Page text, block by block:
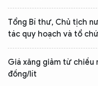
Tổng Bí thư, Chủ tịch
tác quy hoạch và tổ
Giá xăng giảm từ chiều
đồng/lít